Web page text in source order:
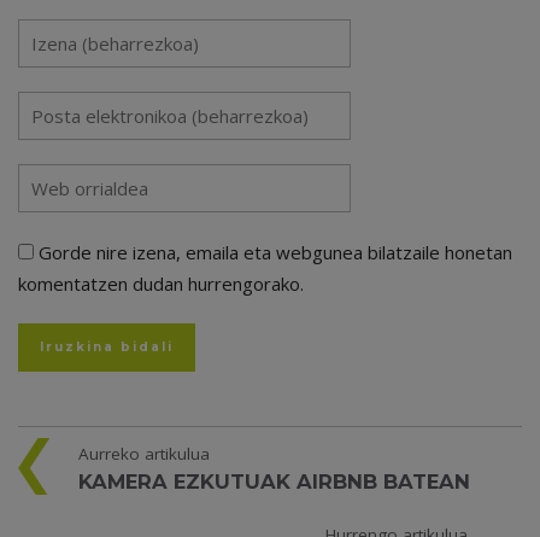
Gorde nire izena, emaila eta webgunea bilatzaile honetan
komentatzen dudan hurrengorako.
Aurreko artikulua
KAMERA EZKUTUAK AIRBNB BATEAN